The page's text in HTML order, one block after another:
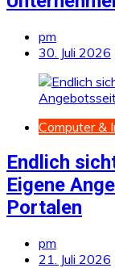
pm
30. Juli 2026
Computer &
Endlich
Eigene
Portalen
pm
21. Juli 2026